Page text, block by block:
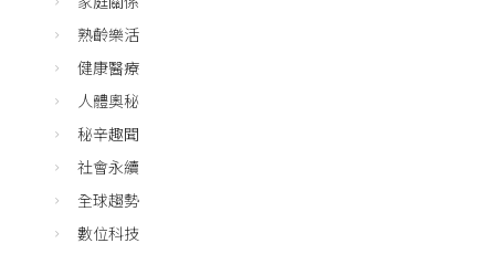
熟齡樂活
健康醫療
人體奧秘
秘辛趣聞
社會永續
全球趨勢
數位科技